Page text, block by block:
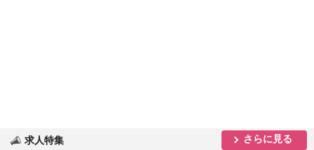
求人特集 さらに見る